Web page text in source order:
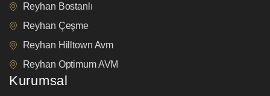
Reyhan Bostanlı
Reyhan Çeşme
Reyhan Hilltown Avm
Reyhan Optimum AVM
Kurumsal